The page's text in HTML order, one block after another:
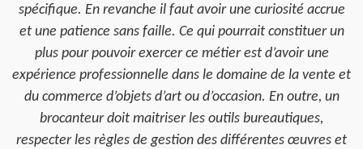
spécifique. En revanche il faut avoir une curiosité accrue
et une patience sans faille. Ce qui pourrait constituer un
plus pour pouvoir exercer ce métier est d’avoir une
expérience professionnelle dans le domaine de la vente et
du commerce d’objets d’art ou d’occasion. En outre, un
brocanteur doit maitriser les outils bureautiques,
respecter les règles de gestion des différentes œuvres et